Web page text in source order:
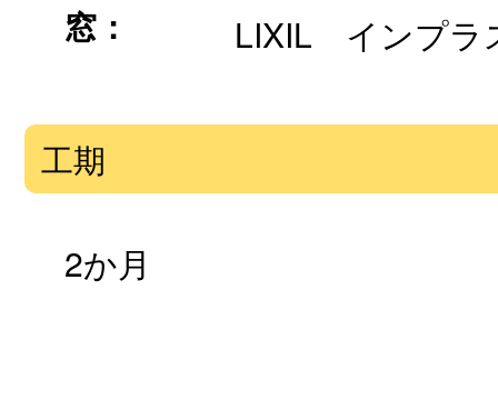
窓： LIXIL インプラ
工期
2か月